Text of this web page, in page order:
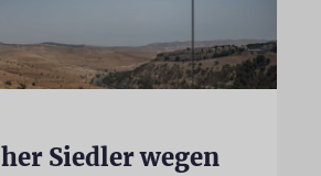
Siedler wegen